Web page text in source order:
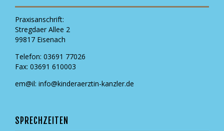
Praxisanschrift:
Stregdaer Allee 2
99817 Eisenach
Telefon: 03691 77026
Fax: 03691 610003
em@il: info@kinderaerztin-kanzler.de
SPRECHZEITEN